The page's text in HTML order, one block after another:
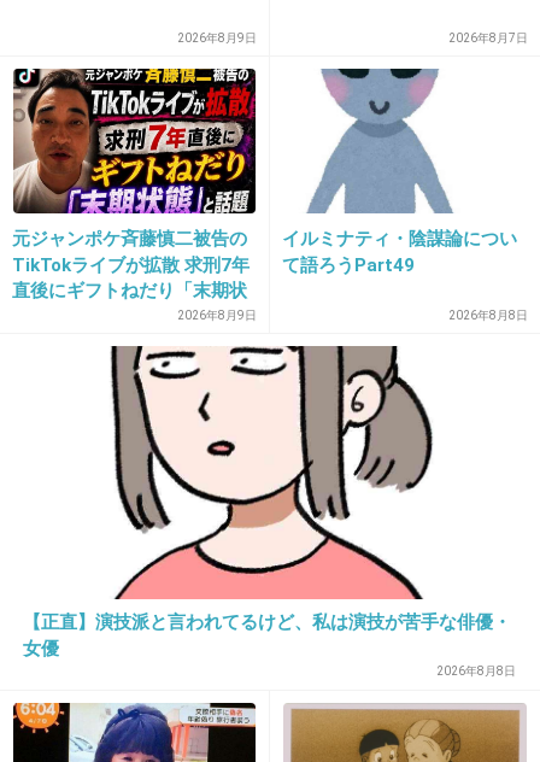
13. 匿名2026/07/08(水) 17:46:11
>>2
何度も行ってばかりだと悪いって思うよ。行っ
たり来たり出来ているならいいけれど、片方ば
かりは相手の親もしんどいと思う
1件の返信
2026/07/08(水) 17:46:48
ママ友じゃないけど、連絡先は交換してもらっ
2件の返信
2026/07/08(水) 17:47:03
2026年8月9日 2026年8月7日
元ジャンポケ斉藤慎二被告の
TikTokライブが拡散 求刑7年
直後にギフトねだり「末期状
2026年8月9日
イルミナティ・陰謀論につい
て語ろうPart49
2026年8月8日
【正直】演技派と言われてるけど、私は演技が苦手な俳優・
女優
2026年8月8日